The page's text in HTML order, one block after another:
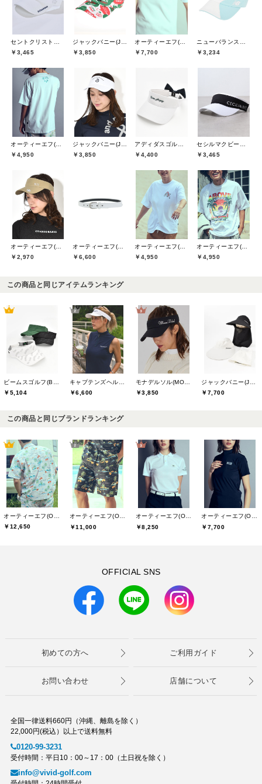
￥3,465
￥3,850
￥7,700
￥3,234
￥4,950
￥3,850
￥4,400
￥3,465
￥2,970
￥6,600
￥4,950
￥4,950
この商品と同じアイテムランキング
￥5,104
￥6,600
￥3,850
￥7,700
この商品と同じブランドランキング
￥12,650
オーティーエフ(O.T.F)
￥11,000
オーティーエフ(O.T.F)
￥8,250
オーティーエフ(O.T.F)
￥7,700
OFFICIAL SNS
初めての方へ ご利用ガイド
お問い合わせ 店舗について
全国一律送料660円（沖縄、離島を除く）
22,000円(税込）以上で送料無料
0120-99-3231
受付時間：平日10：00～17：00（土日祝を除く）
info@vivid-golf.com